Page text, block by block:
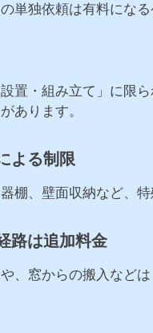
単独依頼は有料になる
置・組み立て」に限
あります。
よる制限
棚、壁面収納など、
路は追加料金
、窓からの搬入など